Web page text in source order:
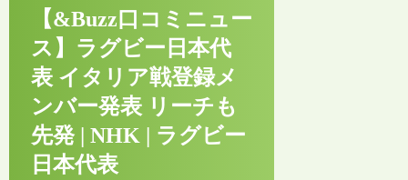
【&Buzz口コミニュー
ス】ラグビー日本代
表 イタリア戦登録メ
ンバー発表 リーチも
先発 | NHK | ラグビー
日本代表